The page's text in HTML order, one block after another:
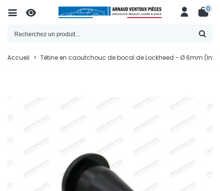
0
Accueil > Tétine en caoutchouc de bocal de Lockheed - Ø 6mm